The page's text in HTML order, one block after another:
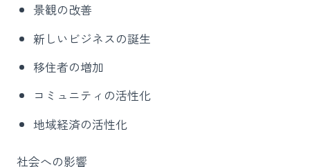
景観の改善
新しいビジネスの誕生
移住者の増加
コミュニティの活性化
地域経済の活性化
社会への影響